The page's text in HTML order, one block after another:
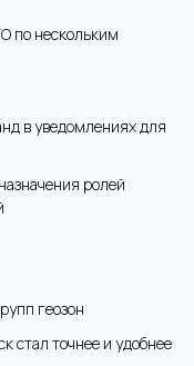
по нескольким
в уведомлениях для
ролей
геозон
стал точнее и удобнее